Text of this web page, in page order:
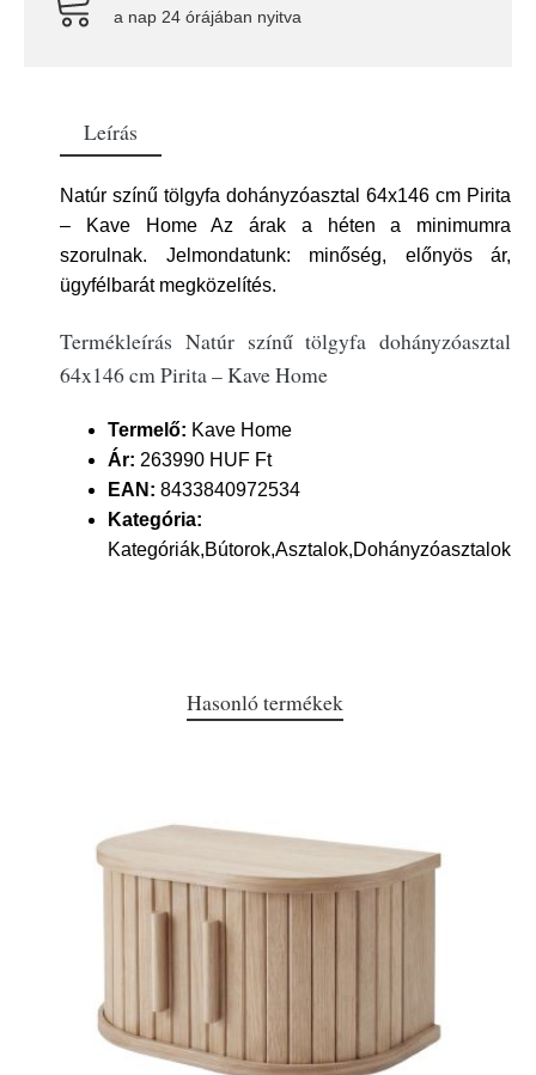
a nap 24 órájában nyitva
Leírás
Natúr színű tölgyfa dohányzóasztal 64x146 cm Pirita
– Kave Home Az árak a héten a minimumra
szorulnak. Jelmondatunk: minőség, előnyös ár,
ügyfélbarát megközelítés.
Termékleírás Natúr színű tölgyfa dohányzóasztal
64x146 cm Pirita – Kave Home
Termelő: Kave Home
Ár: 263990 HUF Ft
EAN: 8433840972534
Kategória:
Kategóriák,Bútorok,Asztalok,Dohányzóasztalok
Hasonló termékek